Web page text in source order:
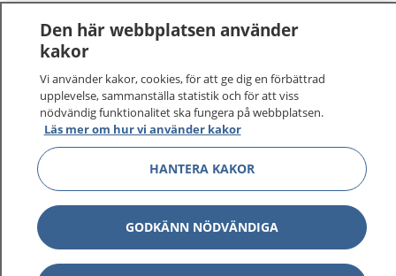
1177–tryggt om din hälsa och vård
På 1177.se får du råd om hälsa och information om
sjukdomar och vilka mottagningar du kan kontakta.
Logga in för att läsa din journal och göra dina
vårdärenden. Ring telefonnummer 1177 för
sjukvårdsrådgivning dygnet runt.
Den här webbplatsen använder
kakor
Vi använder kakor, cookies, för att ge dig en förbättrad
upplevelse, sammanställa statistik och för att viss
nödvändig funktionalitet ska fungera på webbplatsen.
Läs mer om hur vi använder kakor
HANTERA KAKOR
GODKÄNN NÖDVÄNDIGA